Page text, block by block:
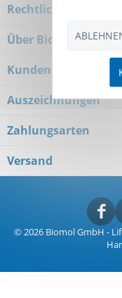
Rechtliches
Über Biomol
Kundenservice
Auszeichnungen
Zahlungsarten
Versand
© 2026 Biomol GmbH -